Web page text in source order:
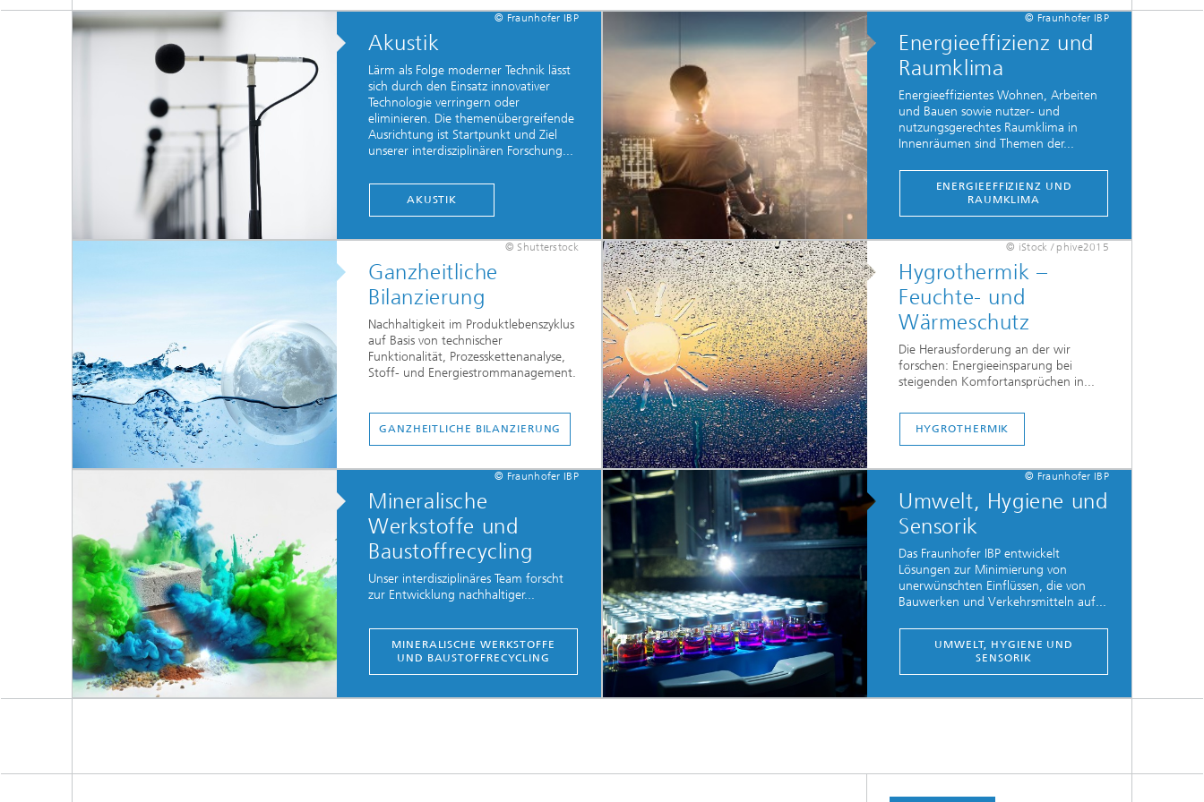
®
© Fraunhofer IBP
Akustik
Lärm als Folge moderner Technik lässt
sich durch den Einsatz innovativer
Technologie verringern oder
eliminieren. Die themenübergreifende
Ausrichtung ist Startpunkt und Ziel
unserer interdisziplinären Forschung...
AKUSTIK
© Fraunhofer IBP
Energieeffizienz und
Raumklima
Energieeffizientes Wohnen, Arbeiten
und Bauen sowie nutzer- und
nutzungsgerechtes Raumklima in
Innenräumen sind Themen der...
ENERGIEEFFIZIENZ UND
RAUMKLIMA
© Shutterstock
Ganzheitliche
Bilanzierung
Nachhaltigkeit im Produktlebenszyklus
auf Basis von technischer
Funktionalität, Prozesskettenanalyse,
Stoff- und Energiestrommanagement.
GANZHEITLICHE BILANZIERUNG
© iStock / phive2015
Hygrothermik –
Feuchte- und
Wärmeschutz
Die Herausforderung an der wir
forschen: Energieeinsparung bei
steigenden Komfortansprüchen in...
HYGROTHERMIK
© Fraunhofer IBP
Mineralische
Werkstoffe und
Baustoffrecycling
Unser interdisziplinäres Team forscht
zur Entwicklung nachhaltiger...
MINERALISCHE WERKSTOFFE
UND BAUSTOFFRECYCLING
© Fraunhofer IBP
Umwelt, Hygiene und
Sensorik
Das Fraunhofer IBP entwickelt
Lösungen zur Minimierung von
unerwünschten Einflüssen, die von
Bauwerken und Verkehrsmitteln auf...
UMWELT, HYGIENE UND
SENSORIK